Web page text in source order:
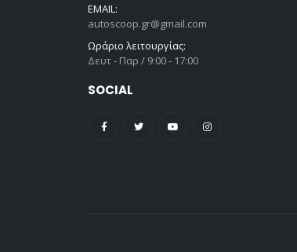
EMAIL:
autoscoop.gr@gmail.com
Ωράριο λειτουργίας:
Δευτ - Παρ / 9:00 - 17:00
SOCIAL